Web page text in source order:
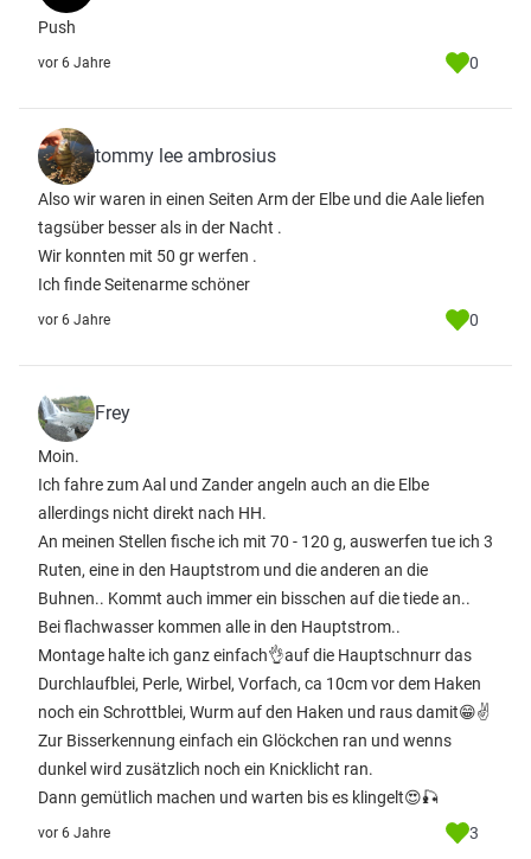
Push
vor 6 Jahre 0
tommy lee ambrosius
Also wir waren in einen Seiten Arm der Elbe und die Aale liefen
tagsüber besser als in der Nacht .
Wir konnten mit 50 gr werfen .
Ich finde Seitenarme schöner
vor 6 Jahre 0
Frey
Moin.
Ich fahre zum Aal und Zander angeln auch an die Elbe
allerdings nicht direkt nach HH.
An meinen Stellen fische ich mit 70 - 120 g, auswerfen tue ich 3
Ruten, eine in den Hauptstrom und die anderen an die
Buhnen.. Kommt auch immer ein bisschen auf die tiede an..
Bei flachwasser kommen alle in den Hauptstrom..
Montage halte ich ganz einfach👌auf die Hauptschnurr das
Durchlaufblei, Perle, Wirbel, Vorfach, ca 10cm vor dem Haken
noch ein Schrottblei, Wurm auf den Haken und raus damit😁✌️
Zur Bisserkennung einfach ein Glöckchen ran und wenns
dunkel wird zusätzlich noch ein Knicklicht ran.
Dann gemütlich machen und warten bis es klingelt😍🎣
vor 6 Jahre 3